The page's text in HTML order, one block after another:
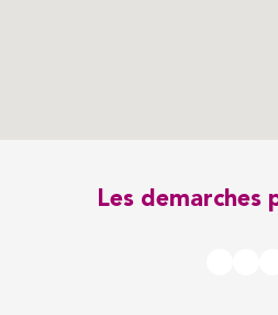
Les demarches